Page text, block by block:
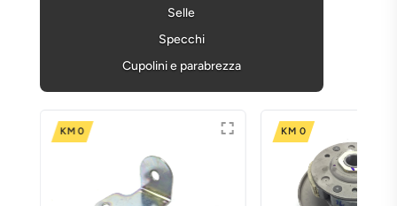
Selle
Specchi
Cupolini e parabrezza
KM 0 KM 0